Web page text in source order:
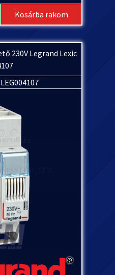
Kosárba rakom
230V Legrand Lexic